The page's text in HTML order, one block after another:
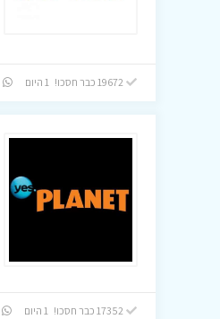
19672 כבר חסכו! 1 היום
17352 כבר חסכו! 1 היום